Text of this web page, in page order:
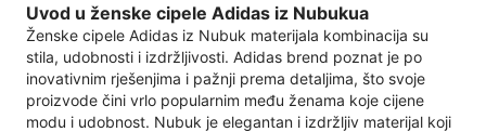
Uvod u ženske cipele Adidas iz Nubukua
Ženske cipele Adidas iz Nubuk materijala kombinacija su
stila, udobnosti i izdržljivosti. Adidas brend poznat je po
inovativnim rješenjima i pažnji prema detaljima, što svoje
proizvode čini vrlo popularnim među ženama koje cijene
modu i udobnost. Nubuk je elegantan i izdržljiv materijal koji